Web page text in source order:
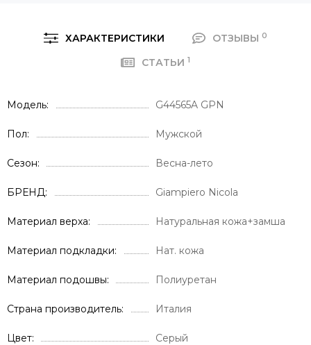
ХАРАКТЕРИСТИКИ ОТЗЫВЫ 0
СТАТЬИ 1
Модель G44565A GPN
Пол Мужской
Сезон Весна-лето
БРЕНД Giampiero Nicola
Материал верха Натуральная кожа+замша
Материал подкладки Нат. кожа
Материал подошвы Полиуретан
Страна производитель Италия
Цвет Серый